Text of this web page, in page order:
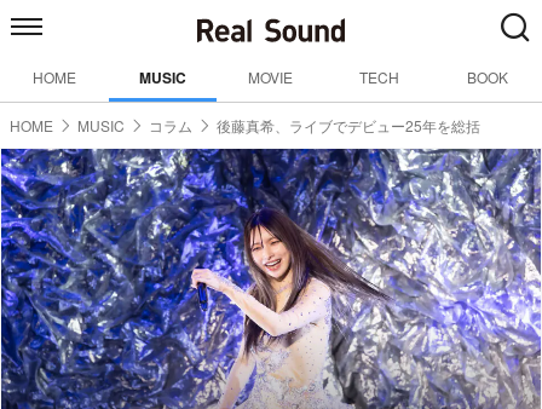
HOME MUSIC MOVIE TECH BOOK
HOME MUSIC コラム 後藤真希、ライブでデビュー25年を総括